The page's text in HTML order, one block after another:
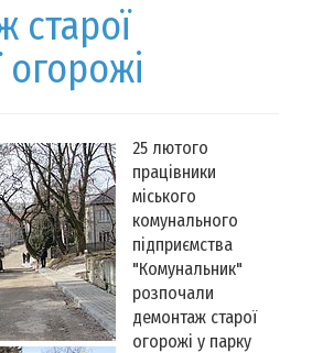
старої
25 лютого
працівники
міського
комунального
підприємства
"Комунальник"
розпочали
демонтаж старої
огорожі у парку